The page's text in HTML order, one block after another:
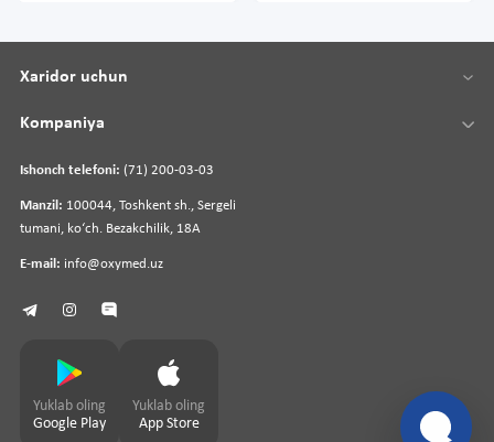
Ishonch telefoni: (71) 200-03-03
Manzil: 100044, Toshkent sh., Sergeli
tumani, koʻch. Bezakchilik, 18A
E-mail: info@oxymed.uz
Xaridor uchun
Kompaniya
Yuklab oling
Google Play
Yuklab oling
App Store